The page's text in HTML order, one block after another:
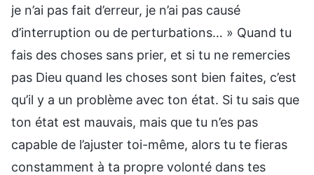
je n’ai pas fait d’erreur, je n’ai pas causé
d’interruption ou de perturbations… » Quand tu
fais des choses sans prier, et si tu ne remercies
pas Dieu quand les choses sont bien faites, c’est
qu’il y a un problème avec ton état. Si tu sais que
ton état est mauvais, mais que tu n’es pas
capable de l’ajuster toi-même, alors tu te fieras
constamment à ta propre volonté dans tes